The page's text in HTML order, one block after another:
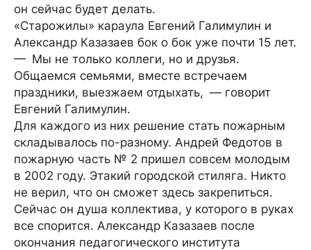
он сейчас будет делать.
«Старожилы» караула Евгений Галимулин и
Александр Казазаев бок о бок уже почти 15 лет.
— Мы не только коллеги, но и друзья.
Общаемся семьями, вместе встречаем
праздники, выезжаем отдыхать, — говорит
Евгений Галимулин.
Для каждого из них решение стать пожарным
складывалось по-разному. Андрей Федотов в
пожарную часть № 2 пришел совсем молодым
в 2002 году. Этакий городской стиляга. Никто
не верил, что он сможет здесь закрепиться.
Сейчас он душа коллектива, у которого в руках
все спорится. Александр Казазаев после
окончания педагогического института